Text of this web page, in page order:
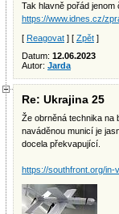
Tak hlavně pořád jenom
https://www.idnes.cz/
[ Reagovat ] [ Zpět ]
Datum: 12.06.2023
Autor: Jarda
Re: Ukrajina 25
Že obrněná technika na
naváděnou municí je
docela překvapující.
https://southfront.org/in-